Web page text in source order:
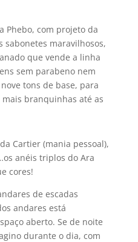
Phebo, com projeto da
sabonetes maravilhosos,
que vende a linha
sem parabeno nem
tons de base, para
branquinhas até as
Cartier (mania pessoal),
anéis triplos do Ara
cores!
de escadas
andares está
aberto. Se de noite
durante o dia, com